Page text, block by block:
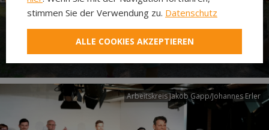
Neuer Pilgerweg Via
Laudato si’
Arbeitskreis Jakob Gapp/Johannes Erler
stimmen Sie der Verwendung zu. Datenschutz
ALLE COOKIES AKZEPTIEREN